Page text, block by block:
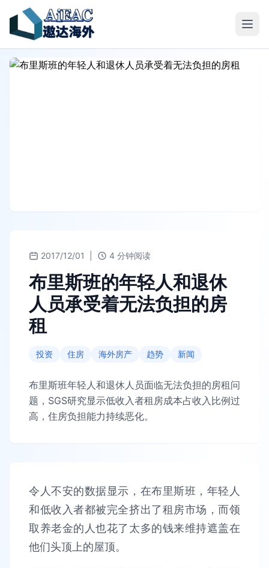
2017/12/01 4 分钟阅读
布里斯班的年轻人和退休
人员承受着无法负担的房
租
投资 住房 海外房产 趋势 新闻
布里斯班年轻人和退休人员面临无法负担的房租问
题，SGS研究显示低收入者租房成本占收入比例过
高，住房负担能力持续恶化。
令人不安的数据显示，在布里斯班，年轻人
和低收入者都被完全挤出了租房市场，而领
取养老金的人也花了太多的钱来维持遮盖在
他们头顶上的屋顶。